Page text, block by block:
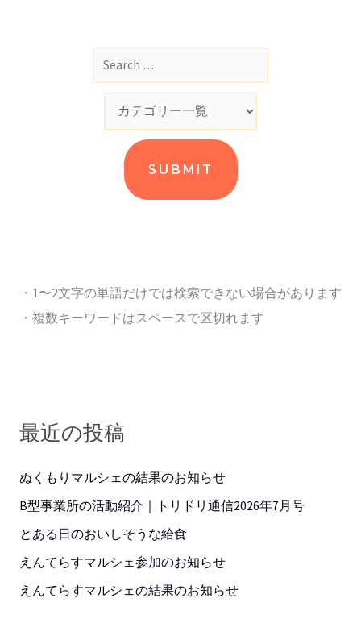
・1〜2文字の単語だけでは検索できない場合があります
・複数キーワードはスペースで区切れます
最近の投稿
ぬくもりマルシェの結果のお知らせ
B型事業所の活動紹介｜トリドリ通信2026年7月号
とある日のおいしそうな給食
えんてらすマルシェ参加のお知らせ
えんてらすマルシェの結果のお知らせ